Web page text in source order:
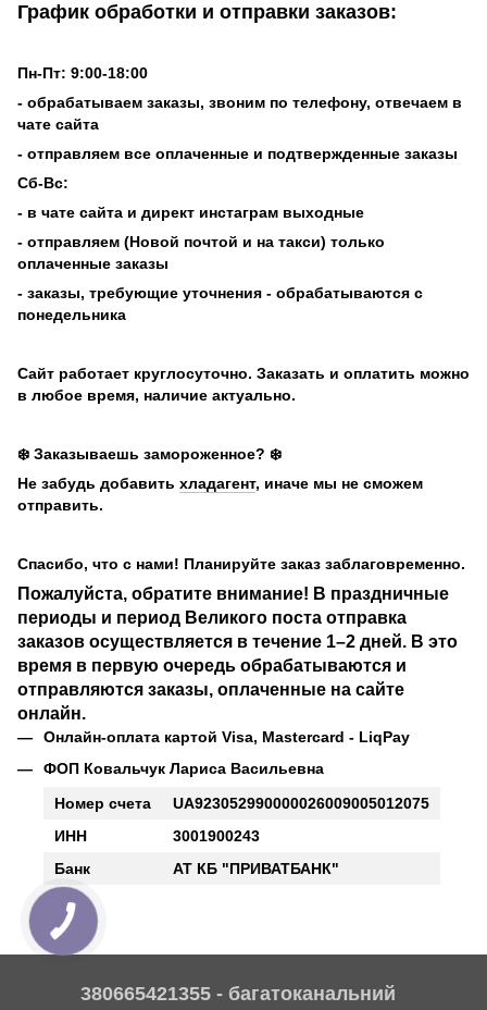
График обработки и отправки заказов:
Пн-Пт: 9:00-18:00
- обрабатываем заказы, звоним по телефону, отвечаем в
чате сайта
- отправляем все оплаченные и подтвержденные заказы
Сб-Вс:
- в чате сайта и директ инстаграм выходные
- отправляем (Новой почтой и на такси) только
оплаченные заказы
- заказы, требующие уточнения - обрабатываются с
понедельника
Сайт работает круглосуточно. Заказать и оплатить можно
в любое время, наличие актуально.
❄️ Заказываешь замороженное? ❄️
Не забудь добавить хладагент, иначе мы не сможем
отправить.
Спасибо, что с нами! Планируйте заказ заблаговременно.
Пожалуйста, обратите внимание! В праздничные
периоды и период Великого поста отправка
заказов осуществляется в течение 1–2 дней. В это
время в первую очередь обрабатываются и
отправляются заказы, оплаченные на сайте
онлайн.
Онлайн-оплата картой Visa, Mastercard - LiqPay
ФОП Ковальчук Лариса Васильевна
Номер счета
UA923052990000026009005012075
ИНН
3001900243
Банк
АТ КБ "ПРИВАТБАНК"
380665421355 - багатоканальний